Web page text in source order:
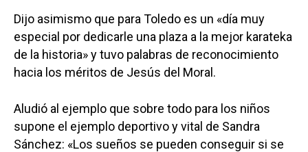
Dijo asimismo que para Toledo es un «día muy
especial por dedicarle una plaza a la mejor karateka
de la historia» y tuvo palabras de reconocimiento
hacia los méritos de Jesús del Moral.
Aludió al ejemplo que sobre todo para los niños
supone el ejemplo deportivo y vital de Sandra
Sánchez: «Los sueños se pueden conseguir si se